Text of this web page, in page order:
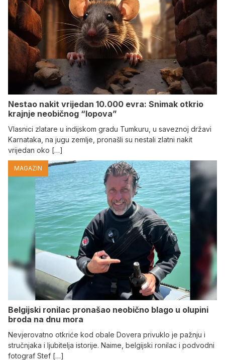
Nestao nakit vrijedan 10.000 evra: Snimak otkrio
krajnje neobičnog “lopova”
Vlasnici zlatare u indijskom gradu Tumkuru, u saveznoj državi
Karnataka, na jugu zemlje, pronašli su nestali zlatni nakit
vrijedan oko […]
MAGAZIN
Belgijski ronilac pronašao neobično blago u olupini
broda na dnu mora
Nevjerovatno otkriće kod obale Dovera privuklo je pažnju i
stručnjaka i ljubitelja istorije. Naime, belgijski ronilac i podvodni
fotograf Stef […]